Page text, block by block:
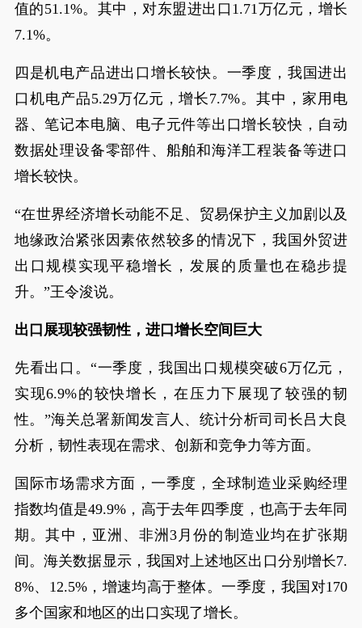
值的51.1%。其中，对东盟进出口1.71万亿元，增长
7.1%。
四是机电产品进出口增长较快。一季度，我国进出
口机电产品5.29万亿元，增长7.7%。其中，家用电
器、笔记本电脑、电子元件等出口增长较快，自动
数据处理设备零部件、船舶和海洋工程装备等进口
增长较快。
“在世界经济增长动能不足、贸易保护主义加剧以及
地缘政治紧张因素依然较多的情况下，我国外贸进
出口规模实现平稳增长，发展的质量也在稳步提
升。”王令浚说。
出口展现较强韧性，进口增长空间巨大
先看出口。“一季度，我国出口规模突破6万亿元，
实现6.9%的较快增长，在压力下展现了较强的韧
性。”海关总署新闻发言人、统计分析司司长吕大良
分析，韧性表现在需求、创新和竞争力等方面。
国际市场需求方面，一季度，全球制造业采购经理
指数均值是49.9%，高于去年四季度，也高于去年同
期。其中，亚洲、非洲3月份的制造业均在扩张期
间。海关数据显示，我国对上述地区出口分别增长7.
8%、12.5%，增速均高于整体。一季度，我国对170
多个国家和地区的出口实现了增长。